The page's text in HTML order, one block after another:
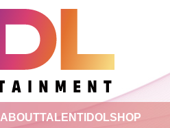
ABOUTTALENTIDOLSHOP